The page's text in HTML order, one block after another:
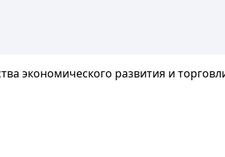
экономического развития и